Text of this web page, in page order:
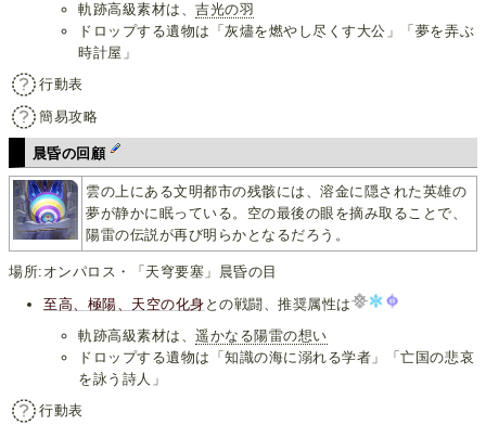
軌跡高級素材は、吉光の羽
ドロップする遺物は「灰燼を燃やし尽くす大公」「夢を弄ぶ
時計屋」
行動表
簡易攻略
晨昏の回顧
雲の上にある文明都市の残骸には、溶金に隠された英雄の
夢が静かに眠っている。空の最後の眼を摘み取ることで、
陽雷の伝説が再び明らかとなるだろう。
場所:オンパロス・「天穹要塞」晨昏の目
至高、極陽、天空の化身 との戦闘、推奨属性は
軌跡高級素材は、遥かなる陽雷の想い
ドロップする遺物は「知識の海に溺れる学者」「亡国の悲哀
を詠う詩人」
行動表